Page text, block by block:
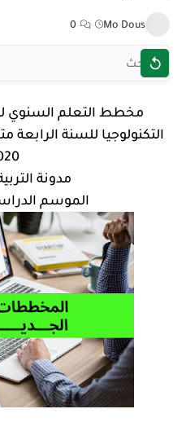
Mo Dous
0
مخطط التعلم السنوي
التكنولوجيا للسنة
مدونة
الموسم الدراسي 2020/